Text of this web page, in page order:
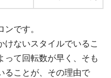
です。
けないスタイルでいるこ
って回転数が早く、そも
ることが、その理由で